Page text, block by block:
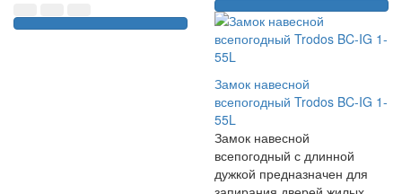
Замок навесной
всепогодный Trodos BC-IG 1-
55L
Замок навесной
всепогодный с длинной
дужкой предназначен для